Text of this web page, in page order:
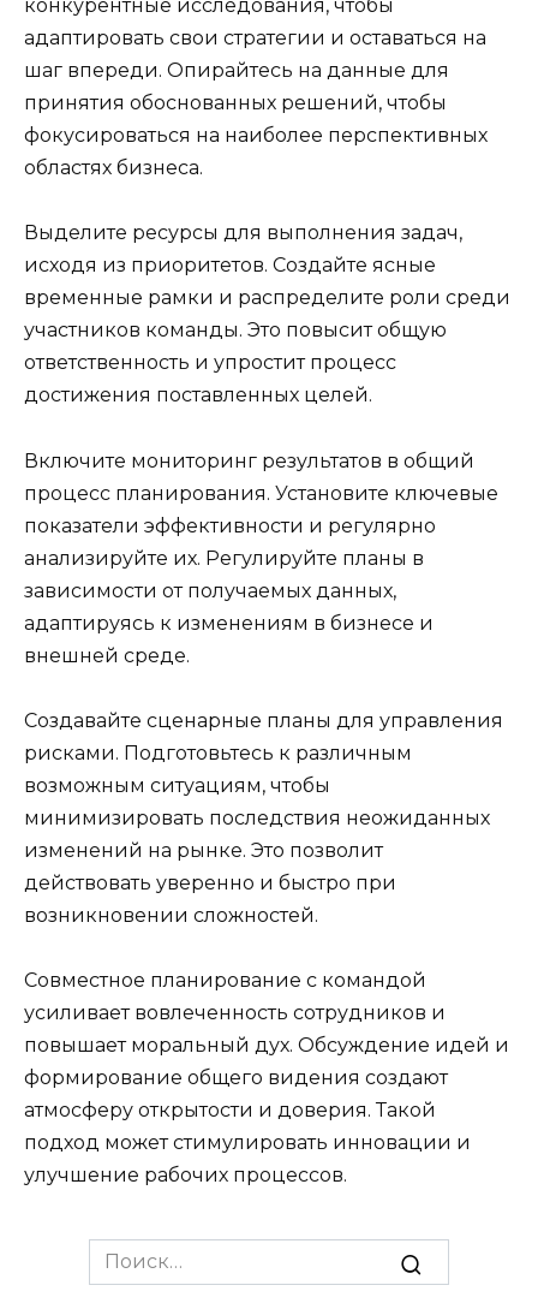
конкурентные исследования, чтобы
адаптировать свои стратегии и оставаться на
шаг впереди. Опирайтесь на данные для
принятия обоснованных решений, чтобы
фокусироваться на наиболее перспективных
областях бизнеса.
Выделите ресурсы для выполнения задач,
исходя из приоритетов. Создайте ясные
временные рамки и распределите роли среди
участников команды. Это повысит общую
ответственность и упростит процесс
достижения поставленных целей.
Включите мониторинг результатов в общий
процесс планирования. Установите ключевые
показатели эффективности и регулярно
анализируйте их. Регулируйте планы в
зависимости от получаемых данных,
адаптируясь к изменениям в бизнесе и
внешней среде.
Создавайте сценарные планы для управления
рисками. Подготовьтесь к различным
возможным ситуациям, чтобы
минимизировать последствия неожиданных
изменений на рынке. Это позволит
действовать уверенно и быстро при
возникновении сложностей.
Совместное планирование с командой
усиливает вовлеченность сотрудников и
повышает моральный дух. Обсуждение идей и
формирование общего видения создают
атмосферу открытости и доверия. Такой
подход может стимулировать инновации и
улучшение рабочих процессов.
Search
for: